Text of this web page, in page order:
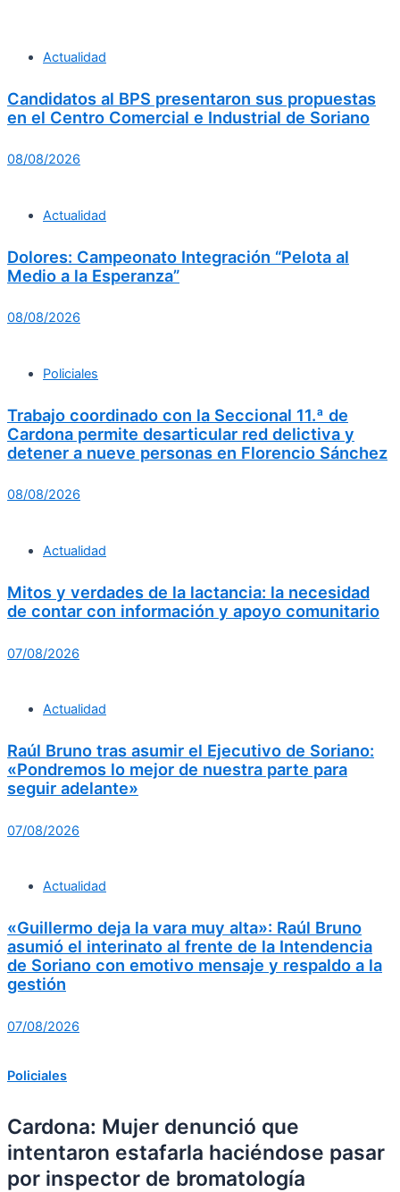
Actualidad
Candidatos al BPS presentaron sus propuestas
en el Centro Comercial e Industrial de Soriano
08/08/2026
Actualidad
Dolores: Campeonato Integración “Pelota al
Medio a la Esperanza”
08/08/2026
Policiales
Trabajo coordinado con la Seccional 11.ª de
Cardona permite desarticular red delictiva y
detener a nueve personas en Florencio Sánchez
08/08/2026
Actualidad
Mitos y verdades de la lactancia: la necesidad
de contar con información y apoyo comunitario
07/08/2026
Actualidad
Raúl Bruno tras asumir el Ejecutivo de Soriano:
«Pondremos lo mejor de nuestra parte para
seguir adelante»
07/08/2026
Actualidad
«Guillermo deja la vara muy alta»: Raúl Bruno
asumió el interinato al frente de la Intendencia
de Soriano con emotivo mensaje y respaldo a la
gestión
07/08/2026
Policiales
Cardona: Mujer denunció que
intentaron estafarla haciéndose pasar
por inspector de bromatología